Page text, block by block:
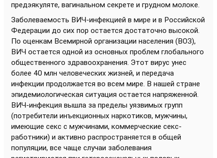
предэякуляте, вагинальном секрете и грудном молоке.
Заболеваемость ВИЧ-инфекцией в мире и в Российской
Федерации до сих пор остается достаточно высокой.
По оценкам Всемирной организации населения (ВОЗ),
ВИЧ остается одной из основных проблем глобального
общественного здравоохранения. Этот вирус унес
более 40 млн человеческих жизней, и передача
инфекции продолжается во всем мире. В нашей стране
эпидемиологическая ситуация остается напряженной.
ВИЧ-инфекция вышла за пределы уязвимых групп
(потребители инъекционных наркотиков, мужчины,
имеющие секс с мужчинами, коммерческие секс-
работники) и активно распространяется в общей
популяции, все чаще случаи заболевания